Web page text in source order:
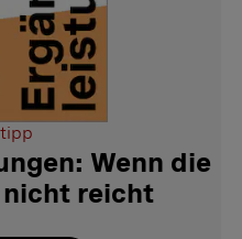
Wenn die
nicht reicht